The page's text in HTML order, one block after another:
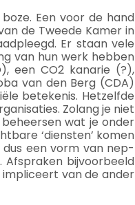
Een voor de hand
de Tweede Kamer in
Er staan vele
van hun werk hebben
een CO2 kanarie (?),
van den Berg (CDA)
betekenis. Hetzelfde
Zolang je niet
wat je onder
‘diensten’ komen
dus een vorm van nep-
bijvoorbeeld
impliceert van de ander